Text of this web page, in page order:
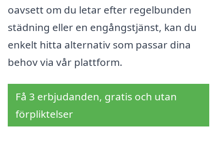
oavsett om du letar efter regelbunden
städning eller en engångstjänst, kan du
enkelt hitta alternativ som passar dina
behov via vår plattform.
Få 3 erbjudanden, gratis och utan
förpliktelser